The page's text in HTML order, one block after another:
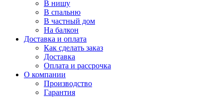
В нишу
В спальню
В частный дом
На балкон
Доставка и оплата
Как сделать заказ
Доставка
Оплата и рассрочка
О компании
Производство
Гарантия